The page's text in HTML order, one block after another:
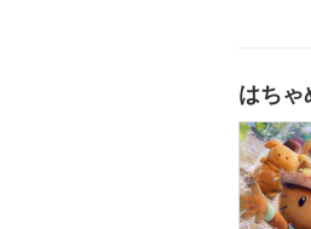
はちゃ